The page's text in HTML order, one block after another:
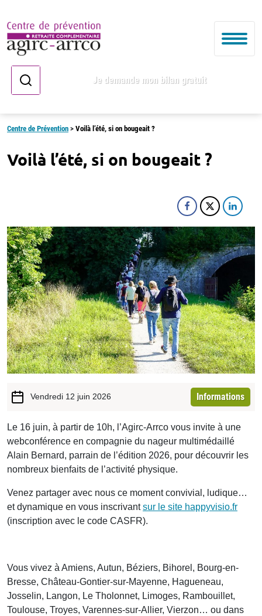
Je demande mon bilan gratuit
Centre de Prévention > Voilà l’été, si on bougeait ?
Voilà l’été, si on bougeait ?
Vendredi 12 juin 2026 Informations
Le 16 juin, à partir de 10h, l’Agirc-Arrco vous invite à une
webconférence en compagnie du nageur multimédaillé
Alain Bernard, parrain de l’édition 2026, pour découvrir les
nombreux bienfaits de l’activité physique.
Venez partager avec nous ce moment convivial, ludique…
et dynamique en vous inscrivantsur le site happyvisio.fr
(inscription avec le code CASFR).
Vous vivez à Amiens, Autun, Béziers, Bihorel, Bourg-en-
Bresse, Château-Gontier-sur-Mayenne, Hagueneau,
Josselin, Langon, Le Tholonnet, Limoges, Rambouillet,
Toulouse, Troyes, Varennes-sur-Allier, Vierzon… ou dans